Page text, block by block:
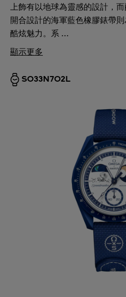
上飾有以地球為靈感的設計，
開合設計的海軍藍色橡膠錶帶
酷炫魅力。系 ...
顯示更多
SO33N702L